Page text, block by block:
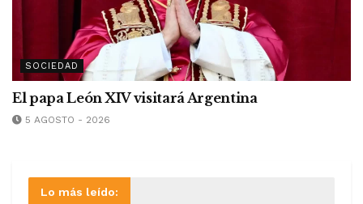
SOCIEDAD
El papa León XIV visitará Argentina
5 AGOSTO - 2026
Lo más leído: